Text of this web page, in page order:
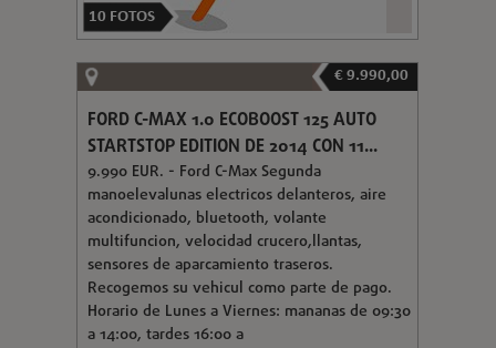
10 FOTOS
€ 9.990,00
FORD C-MAX 1.0 ECOBOOST 125 AUTO
STARTSTOP EDITION DE 2014 CON 11...
9.990 EUR. - Ford C-Max Segunda
manoelevalunas electricos delanteros, aire
acondicionado, bluetooth, volante
multifuncion, velocidad crucero,llantas,
sensores de aparcamiento traseros.
Recogemos su vehicul como parte de pago.
Horario de Lunes a Viernes: mananas de 09:30
a 14:00, tardes 16:00 a